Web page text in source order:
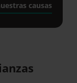
causas